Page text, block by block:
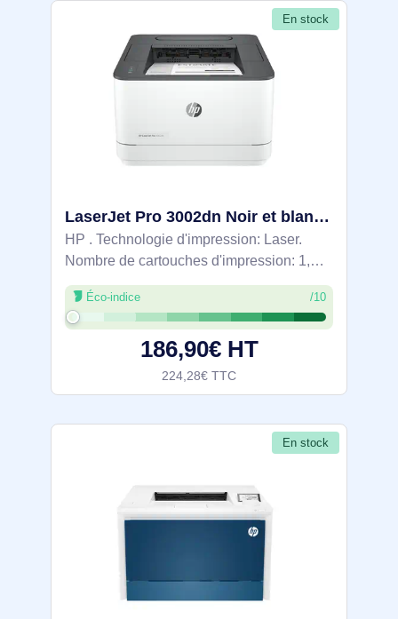
En stock
LaserJet Pro 3002dn Noir et blanc Imprimante, Ethernet uniquement; Recto verso - 3G651F
HP . Technologie d'impression: Laser.
Nombre de cartouches d'impression: 1,
Cycle de service (Maximum): 50000 pages
par mois. Résolution maximale: 1200 x
1200 DPI. Taille de papier de série A ISO
Éco-indice /10
186,90€ HT
224,28€ TTC
En stock